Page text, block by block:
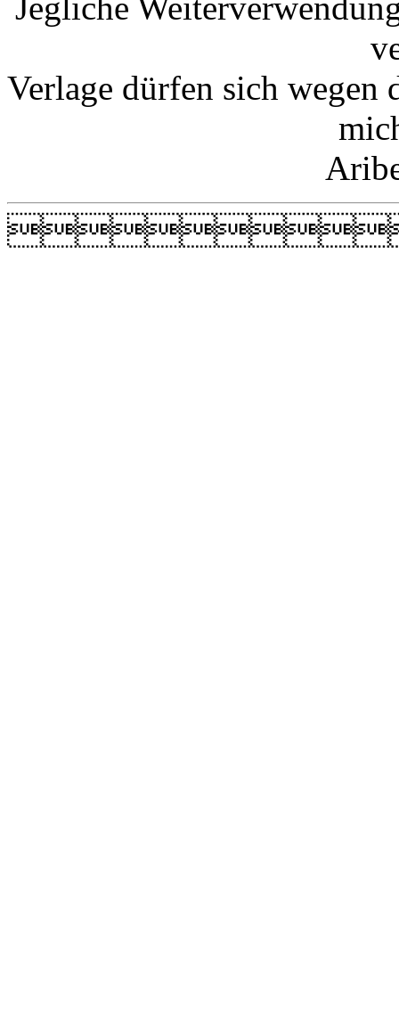
Verlage dürfen sich wegen